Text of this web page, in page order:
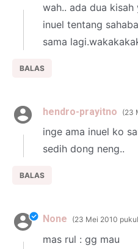
wah.. ada dua
inuel tentang
sama
BALAS
hendro-prayitno 23
inge ama inuel ko
sedih dong neng..
BALAS
None 23 Mei 2010
mas rul : gg mau